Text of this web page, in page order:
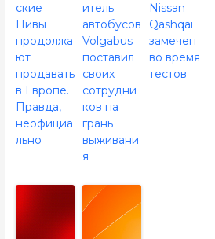
ские
Нивы
продолжа
ют
продавать
в Европе.
Правда,
неофициа
льно
итель
автобусов
Volgabus
поставил
своих
сотрудни
ков на
грань
выживани
я
Nissan
Qashqai
замечен
во время
тестов